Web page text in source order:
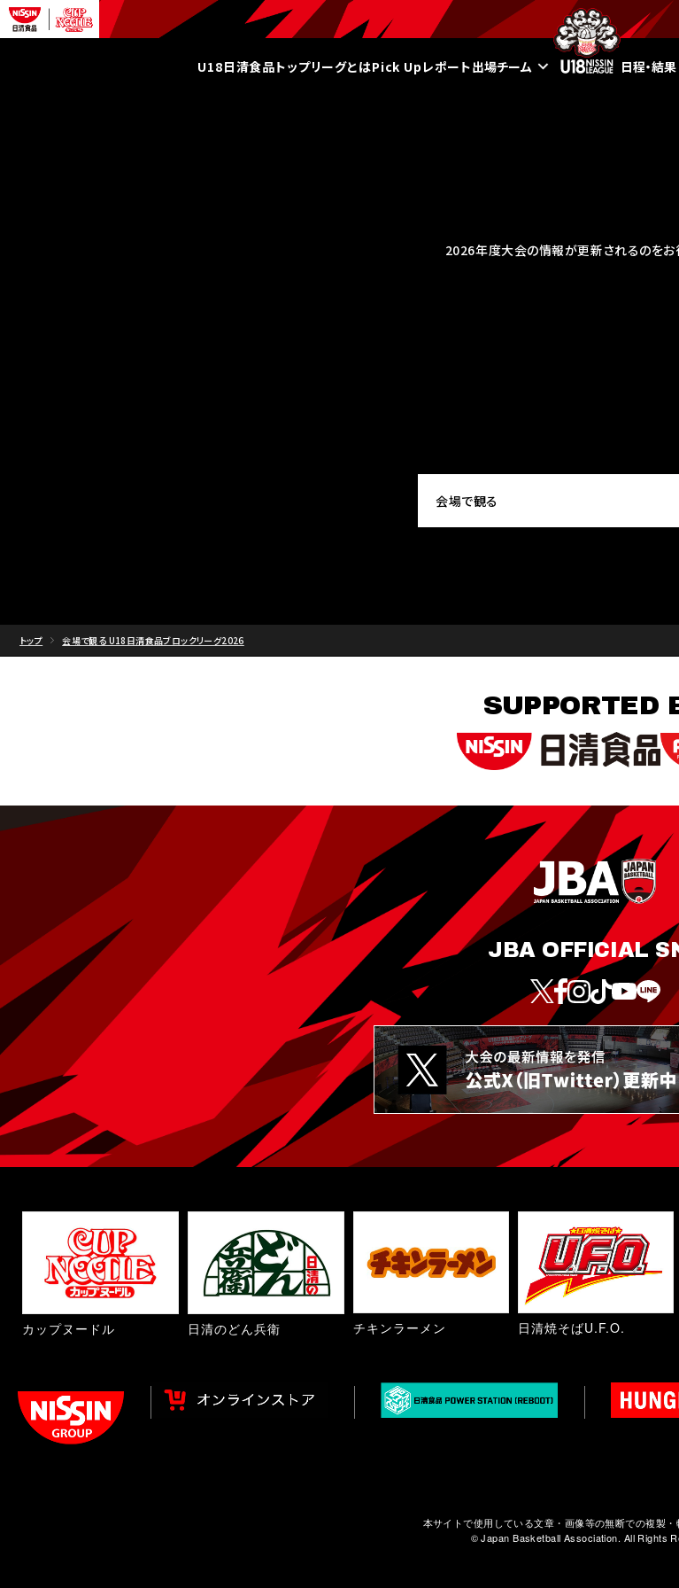
U18日清食品トップリーグとはPick Upレポート出場チーム 日程・結果
2026年度大会の情報が更新されるのをお
会場で観る
トップ 会場で観る U18日清食品ブロックリーグ2026
SUPPORTED
JBA OFFICIAL
カップヌードル 日清のどん兵衛 チキンラーメン 日清焼そばU.F.O.
本サイトで使用している文章・画像等の無断での複製・
© Japan Basketball Association. All Rights